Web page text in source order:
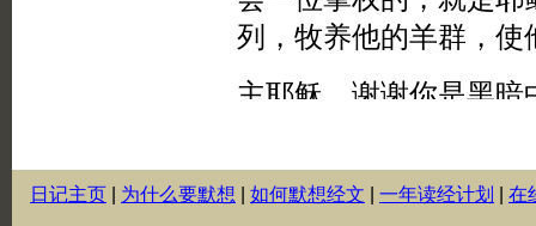
日记主页 为什么要默想 如何默想经文 一年读经计划 在